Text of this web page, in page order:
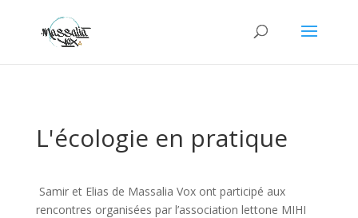
L'écologie en pratique
Samir et Elias de Massalia Vox ont participé aux
rencontres organisées par l’association lettone MIHI